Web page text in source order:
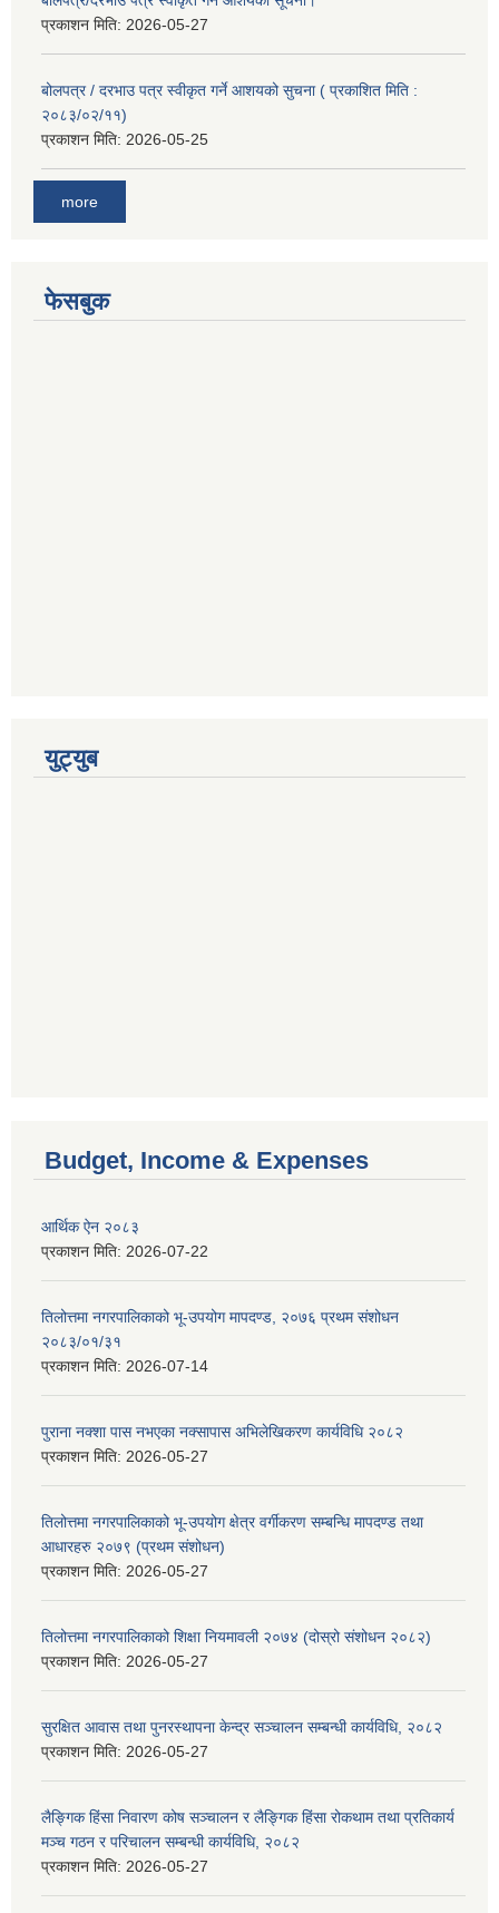
प्रकाशन मिति: 2026-05-27
बोलपत्र / दरभाउ पत्र स्वीकृत गर्ने आशयको सुचना ( प्रकाशित मिति :
२०८३/०२/११)
प्रकाशन मिति: 2026-05-25
more
फेसबुक
युट्युब
Budget, Income & Expenses
आर्थिक ऐन २०८३
प्रकाशन मिति: 2026-07-22
तिलोत्तमा नगरपालिकाको भू-उपयोग मापदण्ड, २०७६ प्रथम संशोधन
२०८३/०१/३१
प्रकाशन मिति: 2026-07-14
पुराना नक्शा पास नभएका नक्सापास अभिलेखिकरण कार्यविधि २०८२
प्रकाशन मिति: 2026-05-27
तिलोत्तमा नगरपालिकाको भू-उपयोग क्षेत्र वर्गीकरण सम्बन्धि मापदण्ड तथा
आधारहरु २०७९ (प्रथम संशोधन)
प्रकाशन मिति: 2026-05-27
तिलोत्तमा नगरपालिकाको शिक्षा नियमावली २०७४ (दोस्रो संशोधन २०८२)
प्रकाशन मिति: 2026-05-27
सुरक्षित आवास तथा पुनरस्थापना केन्द्र सञ्चालन सम्बन्धी कार्यविधि, २०८२
प्रकाशन मिति: 2026-05-27
लैङ्गिक हिंसा निवारण कोष सञ्चालन र लैङ्गिक हिंसा रोकथाम तथा प्रतिकार्य
मञ्च गठन र परिचालन सम्बन्धी कार्यविधि, २०८२
प्रकाशन मिति: 2026-05-27